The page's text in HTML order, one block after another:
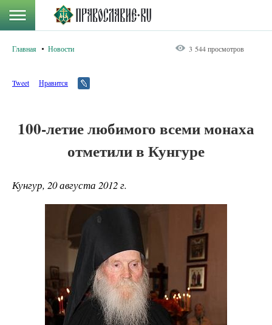
Главная Новости 3 544 просмотров
Tweet Нравится
100-летие любимого всеми монаха
отметили в Кунгуре
Кунгур, 20 августа 2012 г.